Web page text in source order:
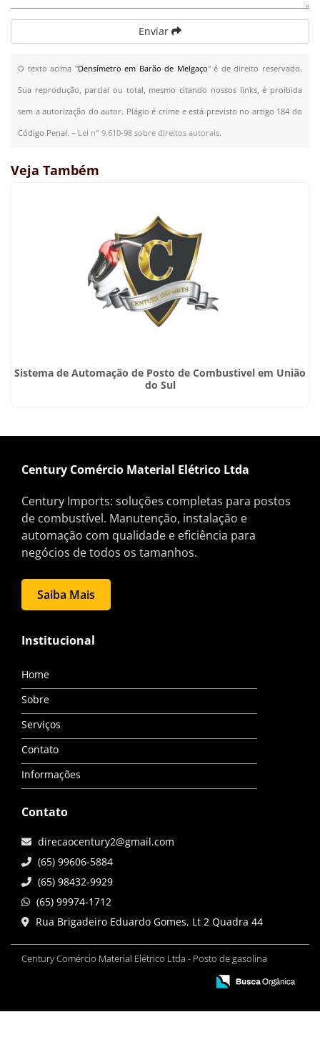
Enviar
O texto acima "Densímetro em Barão de Melgaço" é de direito reservado.
Sua reprodução, parcial ou total, mesmo citando nossos links, é proibida
sem a autorização do autor. Plágio é crime e está previsto no artigo 184 do
Código Penal. – Lei n° 9.610-98 sobre direitos autorais.
Veja Também
Sistema de Automação de Posto de Combustivel em União
do Sul
Century Comércio Material Elétrico Ltda
Century Imports: soluções completas para postos
de combustível. Manutenção, instalação e
automação com qualidade e eficiência para
negócios de todos os tamanhos.
Saiba Mais
Institucional
Home
Sobre
Serviços
Contato
Informações
Contato
direcaocentury2@gmail.com
(65) 99606-5884
(65) 98432-9929
(65) 99974-1712
Rua Brigadeiro Eduardo Gomes, Lt 2 Quadra 44
Century Comércio Material Elétrico Ltda - Posto de gasolina